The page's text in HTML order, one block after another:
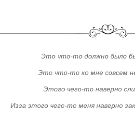
Это что-то должно было
Это что-то ко мне совсем
Этого чего-то наверно
Изза этого чего-то меня наверно